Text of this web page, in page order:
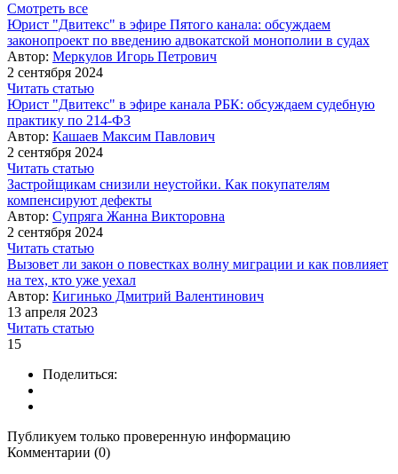
Смотреть все
Юрист "Двитекс" в эфире Пятого канала: обсуждаем
законопроект по введению адвокатской монополии в судах
Автор: Меркулов Игорь Петрович
2 сентября 2024
Читать статью
Юрист "Двитекс" в эфире канала РБК: обсуждаем судебную
практику по 214-ФЗ
Автор: Кашаев Максим Павлович
2 сентября 2024
Читать статью
Застройщикам снизили неустойки. Как покупателям
компенсируют дефекты
Автор: Супряга Жанна Викторовна
2 сентября 2024
Читать статью
Вызовет ли закон о повестках волну миграции и как повлияет
на тех, кто уже уехал
Автор: Кигинько Дмитрий Валентинович
13 апреля 2023
Читать статью
15
Поделиться:
Публикуем только проверенную информацию
Комментарии (0)